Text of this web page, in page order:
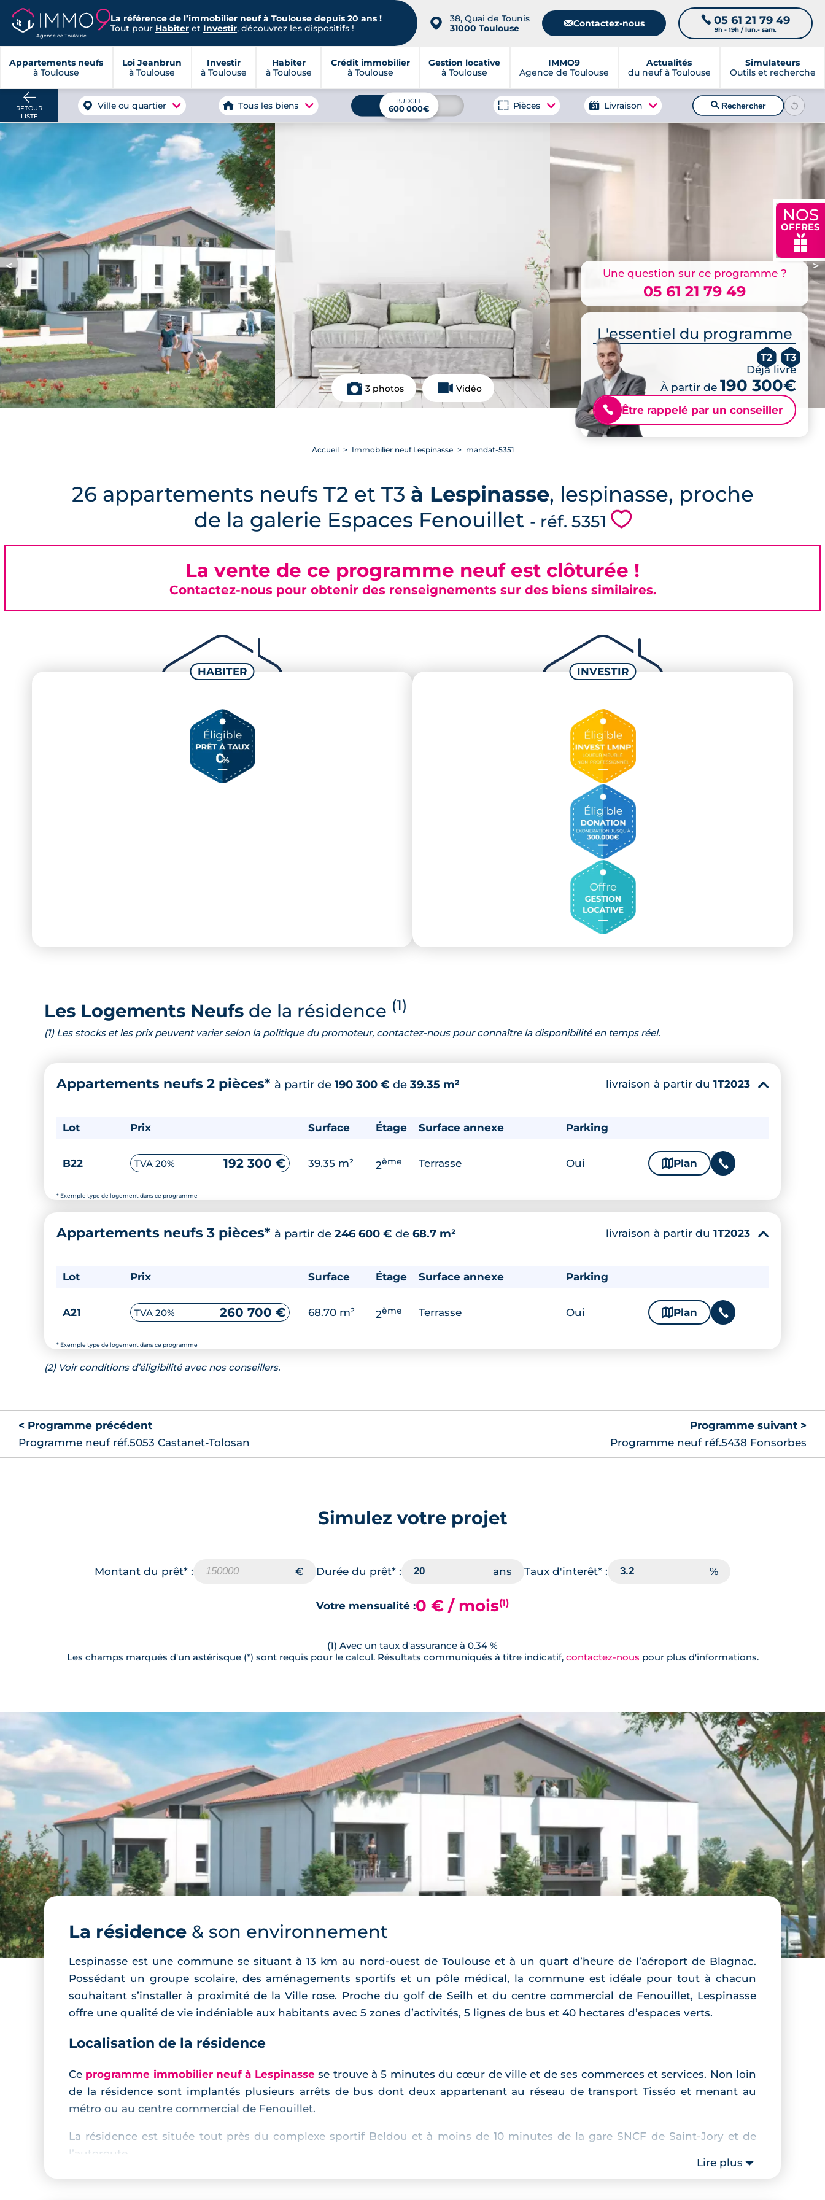
Agence de Toulouse
La référence de l’immobilier neuf à Toulouse depuis 20 ans !
Tout pour Habiter et Investir, découvrez les dispositifs ! 📍
38, Quai de Tounis
31000 Toulouse
📧Contactez-nous 📞 05 61 21 79 49
9h - 19h / lun.- sam.
Appartements neufs
à Toulouse
Loi Jeanbrun
à Toulouse
Investir
à Toulouse
Habiter
à Toulouse
Crédit immobilier
à Toulouse
Gestion locative
à Toulouse
IMMO9
Agence de Toulouse
Actualités
du neuf à Toulouse
Simulateurs
Outils et recherche
NOS
OFFRES
🎁
RETOUR
LISTE
Ville ou quartier Tous les biens BUDGET
600 000€ Pièces Livraison 🔍Rechercher
< >
3 photos Vidéo
Une question sur ce programme ?
05 61 21 79 49
L'essentiel du programme
T2 T3
Déjà livré
À partir de 190 300€
📞 Être rappelé par un conseiller
Accueil Immobilier neuf Lespinasse mandat-5351
26 appartements neufs T2 et T3 à Lespinasse, lespinasse, proche
de la galerie Espaces Fenouillet - réf. 5351 💗
La vente de ce programme neuf est clôturée !
Contactez-nous pour obtenir des renseignements sur des biens similaires.
Les Logements Neufs de la résidence (1)
(1) Les stocks et les prix peuvent varier selon la politique du promoteur, contactez-nous pour connaître la disponibilité en temps réel.
Appartements neufs 2 pièces* à partir de 190 300 € de 39.35 m²
* Exemple type de logement dans ce programme
livraison à partir du 1T2023 ▾
Lot Prix Surface Étage Surface annexe Parking
B22 TVA 20% 192 300 € 39.35 m² 2ème Terrasse Oui 🗞 Plan 📞
Appartements neufs 3 pièces* à partir de 246 600 € de 68.7 m²
* Exemple type de logement dans ce programme
livraison à partir du 1T2023 ▾
Lot Prix Surface Étage Surface annexe Parking
A21 TVA 20% 260 700 € 68.70 m² 2ème Terrasse Oui 🗞 Plan 📞
(2) Voir conditions d’éligibilité avec nos conseillers.
< Programme précédent
Programme neuf réf.5053 Castanet-Tolosan
Programme suivant >
Programme neuf réf.5438 Fonsorbes
Simulez votre projet
Montant du prêt* : Durée du prêt* : Taux d'interêt* :
Votre mensualité :0 € / mois(1)
(1) Avec un taux d'assurance à 0.34 %
Les champs marqués d'un astérisque (*) sont requis pour le calcul. Résultats communiqués à titre indicatif, contactez-nous pour plus d'informations.
La résidence & son environnement
Lespinasse est une commune se situant à 13 km au nord-ouest de Toulouse et à un quart d’heure de l’aéroport de Blagnac.
Possédant un groupe scolaire, des aménagements sportifs et un pôle médical, la commune est idéale pour tout à chacun
souhaitant s’installer à proximité de la Ville rose. Proche du golf de Seilh et du centre commercial de Fenouillet, Lespinasse
offre une qualité de vie indéniable aux habitants avec 5 zones d’activités, 5 lignes de bus et 40 hectares d’espaces verts.
Localisation de la résidence
Ce programme immobilier neuf à Lespinassese trouve à 5 minutes du cœur de ville et de ses commerces et services. Non loin
de la résidence sont implantés plusieurs arrêts de bus dont deux appartenant au réseau de transport Tisséo et menant au
métro ou au centre commercial de Fenouillet.
La résidence est située tout près du complexe sportif Beldou et à moins de 10 minutes de la gare SNCF de Saint-Jory et de
l’autoroute.
Description de la résidence
Lire plus